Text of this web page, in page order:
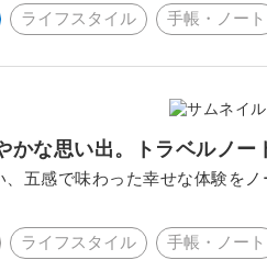
ライフスタイル 手帳・ノート
かな思い出。トラベルノー
五感で味わった幸せな体験を
ライフスタイル 手帳・ノート